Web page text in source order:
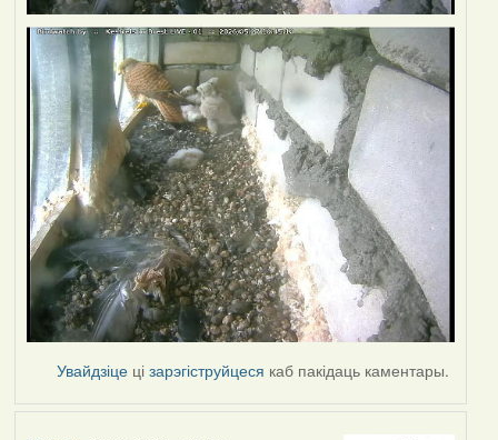
Увайдзіце цізарэгіструйцеся каб пакідаць каментары.